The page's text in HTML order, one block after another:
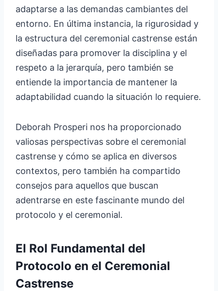
adaptarse a las demandas cambiantes del
entorno. En última instancia, la rigurosidad y
la estructura del ceremonial castrense están
diseñadas para promover la disciplina y el
respeto a la jerarquía, pero también se
entiende la importancia de mantener la
adaptabilidad cuando la situación lo requiere.
Deborah Prosperi nos ha proporcionado
valiosas perspectivas sobre el ceremonial
castrense y cómo se aplica en diversos
contextos, pero también ha compartido
consejos para aquellos que buscan
adentrarse en este fascinante mundo del
protocolo y el ceremonial.
El Rol Fundamental del
Protocolo en el Ceremonial
Castrense